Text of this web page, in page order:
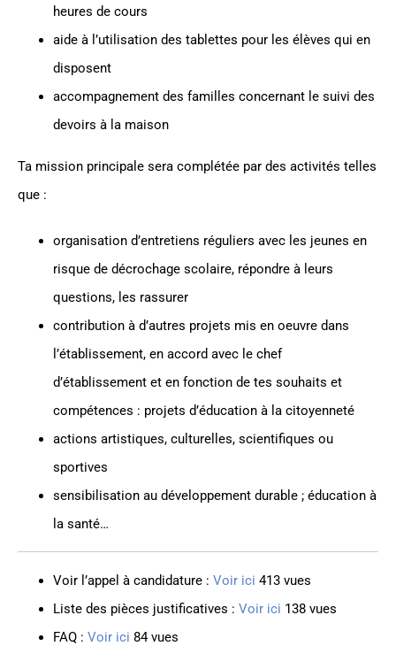
heures de cours
aide à l’utilisation des tablettes pour les élèves qui en
disposent
accompagnement des familles concernant le suivi des
devoirs à la maison
Ta mission principale sera complétée par des activités telles
que :
organisation d’entretiens réguliers avec les jeunes en
risque de décrochage scolaire, répondre à leurs
questions, les rassurer
contribution à d’autres projets mis en oeuvre dans
l’établissement, en accord avec le chef
d’établissement et en fonction de tes souhaits et
compétences : projets d’éducation à la citoyenneté
actions artistiques, culturelles, scientifiques ou
sportives
sensibilisation au développement durable ; éducation à
la santé…
Voir l’appel à candidature : Voir ici 413 vues
Liste des pièces justificatives : Voir ici 138 vues
FAQ : Voir ici 84 vues